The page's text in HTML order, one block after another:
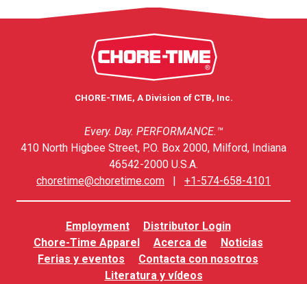
CHORE-TIME, A Division of CTB, Inc.
Every. Day. PERFORMANCE.™
410 North Higbee Street, P.O. Box 2000, Milford, Indiana
46542-2000 U.S.A.
choretime@choretime.com | +1-574-658-4101
Employment
Distributor Login
Chore-Time Apparel
Acerca de
Noticias
Ferias y eventos
Contacta con nosotros
Literatura y vídeos